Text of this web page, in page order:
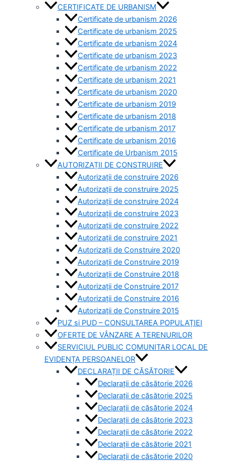
CERTIFICATE DE URBANISM
Certificate de urbanism 2026
Certificate de urbanism 2025
Certificate de urbanism 2024
Certificate de urbanism 2023
Certificate de urbanism 2022
Certificate de urbanism 2021
Certificate de urbanism 2020
Certificate de urbanism 2019
Certificate de urbanism 2018
Certificate de urbanism 2017
Certificate de urbanism 2016
Certificate de Urbanism 2015
AUTORIZAȚII DE CONSTRUIRE
Autorizații de construire 2026
Autorizații de construire 2025
Autorizații de construire 2024
Autorizații de construire 2023
Autorizații de construire 2022
Autorizații de construire 2021
Autorizații de Construire 2020
Autorizații de Construire 2019
Autorizaţii de Construire 2018
Autorizaţii de Construire 2017
Autorizaţii de Construire 2016
Autorizaţii de Construire 2015
PUZ si PUD – CONSULTAREA POPULAȚIEI
OFERTE DE VÂNZARE A TERENURILOR
SERVICIUL PUBLIC COMUNITAR LOCAL DE
EVIDENȚA PERSOANELOR
DECLARAȚII DE CĂSĂTORIE
Declarații de căsătorie 2026
Declarații de căsătorie 2025
Declarații de căsătorie 2024
Declarații de căsătorie 2023
Declarații de căsătorie 2022
Declarații de căsătorie 2021
Declarații de căsătorie 2020